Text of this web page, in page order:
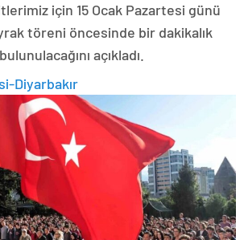
için 15 Ocak Pazartesi günü
töreni öncesinde bir dakikalık
açıkladı.
Diyarbakır